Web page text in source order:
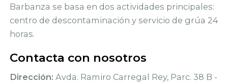
Barbanza se basa en dos actividades principales:
centro de descontaminación y servicio de grúa 24
horas.
Contacta con nosotros
Dirección: Avda. Ramiro Carregal Rey, Parc. 38 B -